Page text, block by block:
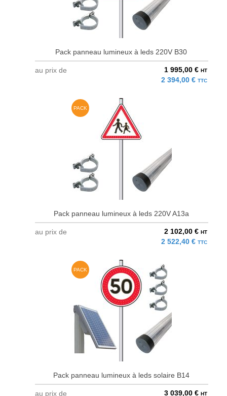
Pack panneau lumineux à leds 220V B30
au prix de 1 995,00 € HT
2 394,00 € TTC
PACK
Pack panneau lumineux à leds 220V A13a
au prix de 2 102,00 € HT
2 522,40 € TTC
PACK
Pack panneau lumineux à leds solaire B14
au prix de 3 039,00 € HT